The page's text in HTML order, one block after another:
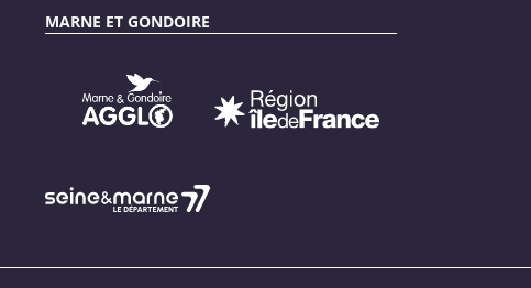
MARNE ET GONDOIRE